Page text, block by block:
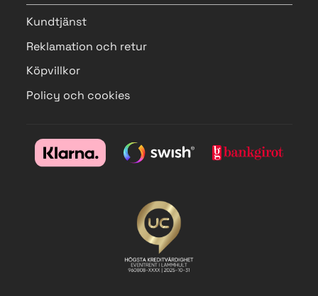
Kundtjänst
Reklamation och retur
Köpvillkor
Policy och cookies